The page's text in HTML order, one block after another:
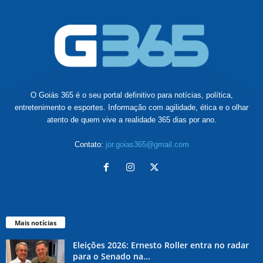
O Goiás 365 é o seu portal definitivo para notícias, política,
entretenimento e esportes. Informação com agilidade, ética e o olhar
atento de quem vive a realidade 365 dias por ano.
Contato: jor.goias365@gmail.com
Mais notícias
Eleições 2026: Ernesto Roller entra no radar
para o Senado na...